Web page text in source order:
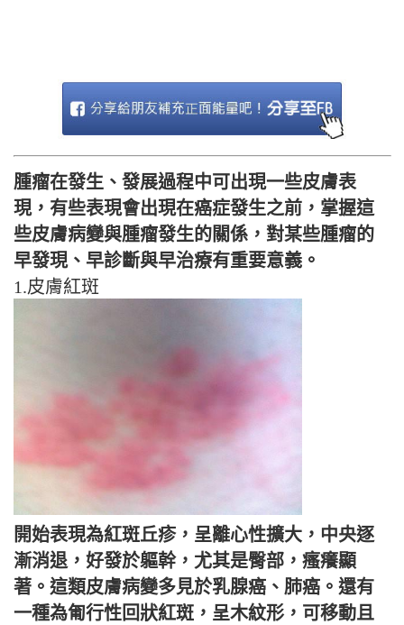
腫瘤在發生、發展過程中可出現一些皮膚表
現，有些表現會出現在癌症發生之前，掌握這
些皮膚病變與腫瘤發生的關係，對某些腫瘤的
早發現、早診斷與早治療有重要意義。
1.皮膚紅斑
開始表現為紅斑丘疹，呈離心性擴大，中央逐
漸消退，好發於軀幹，尤其是臀部，瘙癢顯
著。這類皮膚病變多見於乳腺癌、肺癌。還有
一種為匍行性回狀紅斑，呈木紋形，可移動且